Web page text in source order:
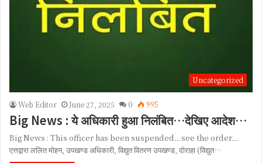
Uncategorized
Web Editor June 27, 2025 0 995
Big News : ये अधिकारी हुआ निलंबित…देखिए आदेश…
Big News : This officer has been suspended…see the order…
एत्तद्वारा ललित मोहन, उपखण्ड अधिकारी, विद्युत वितरण उपखण्ड, दोराहा (विद्युत…